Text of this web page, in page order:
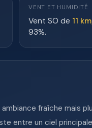
VENT ET HUMIDITÉ
Vent SO de 11
93%.
fraîche mais
entre un ciel